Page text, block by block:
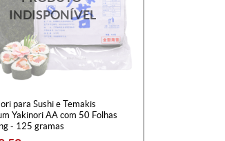
para Sushi e Temakis
Yakinori AA com 50 Folhas
- 125 gramas